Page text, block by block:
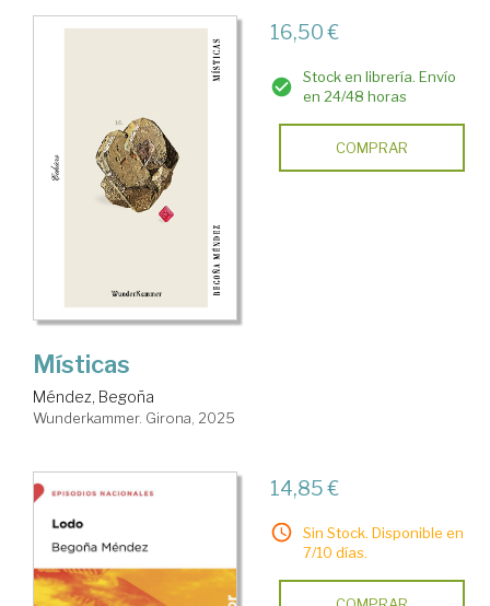
16,50 €
Stock en librería. Envío
en 24/48 horas
COMPRAR
Místicas
Méndez, Begoña
Wunderkammer. Girona, 2025
14,85 €
Sin Stock. Disponible en
7/10 días.